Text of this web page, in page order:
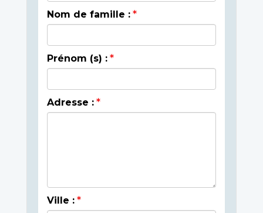
Nom de famille :
Prénom (s) :
Adresse :
Ville :